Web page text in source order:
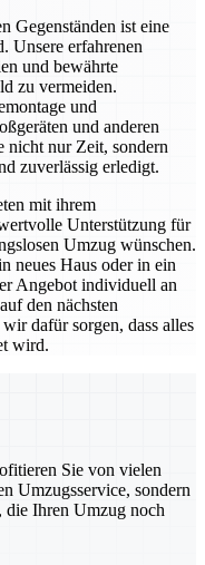
Gegenständen ist eine
Unsere erfahrenen
und bewährte
zu vermeiden.
und
und anderen
nicht nur Zeit, sondern
zuverlässig erledigt.
mit ihrem
Unterstützung für
Umzug wünschen.
neues Haus oder in ein
Angebot individuell an
den nächsten
dafür sorgen, dass alles
wird.
Sie von vielen
Umzugsservice, sondern
die Ihren Umzug noch